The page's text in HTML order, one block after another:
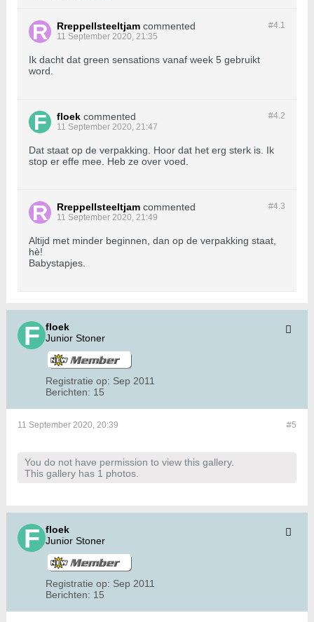
#4.1
Rreppellsteeltjam commented
11 September 2020, 21:35
Ik dacht dat green sensations vanaf week 5 gebruikt
word.
#4.2
floek commented
11 September 2020, 21:47
Dat staat op de verpakking. Hoor dat het erg sterk is. Ik
stop er effe mee. Heb ze over voed.
#4.3
Rreppellsteeltjam commented
11 September 2020, 21:49
Altijd met minder beginnen, dan op de verpakking staat,
hè!
Babystapjes.
floek
Junior Stoner
Registratie op: Sep 2011
Berichten: 15
#5
11 September 2020, 20:39
You do not have permission to view this gallery.
This gallery has 1 photos.
floek
Junior Stoner
Registratie op: Sep 2011
Berichten: 15